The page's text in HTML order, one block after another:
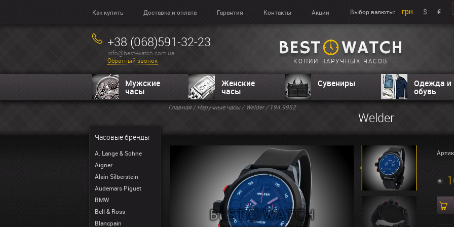
Как купить Доставка и оплата Гарантия Контакты Акции Выбор валюты: грн $ €
+38 (068)591-32-23
info@best-watch.com.ua
Обратный звонок
КОПИИ НАРУЧНЫХ ЧАСОВ
Мужские
часы
Женские
часы
Сувениры Одежда и
обувь
Часовые бренды
A. Lange & Sohne
Aigner
Alain Silberstein
Audemars Piguet
BMW
Bell & Ross
Blancpain
Главная/Наручные часы/ Welder/ 194.9952
Welder